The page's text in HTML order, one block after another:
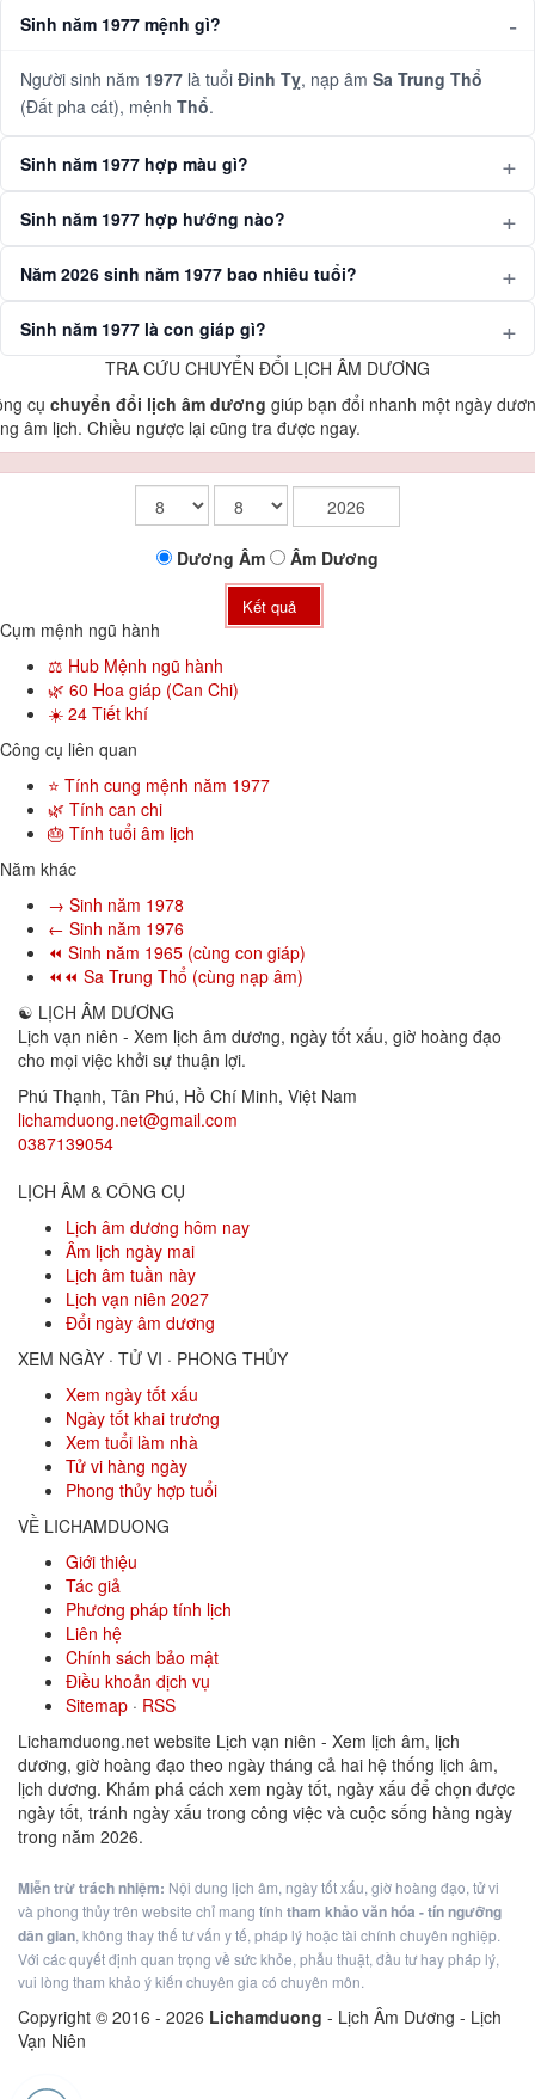
Sinh năm 1977 mệnh gì?
Người sinh năm 1977 là tuổi Đinh Tỵ, nạp âm Sa Trung Thổ
(Đất pha cát), mệnh Thổ.
Sinh năm 1977 hợp màu gì?
Sinh năm 1977 hợp hướng nào?
Năm 2026 sinh năm 1977 bao nhiêu tuổi?
Sinh năm 1977 là con giáp gì?
TRA CỨU CHUYỂN ĐỔI LỊCH ÂM DƯƠNG
cụ chuyển đổi lịch âm dương giúp bạn đổi nhanh một ngày
âm lịch. Chiều ngược lại cũng tra được ngay.
Dương Âm Âm Dương
Kết quả
Cụm mệnh ngũ hành
⚖️ Hub Mệnh ngũ hành
🌿 60 Hoa giáp (Can Chi)
☀️ 24 Tiết khí
Công cụ liên quan
⭐ Tính cung mệnh năm 1977
🌿 Tính can chi
🎂 Tính tuổi âm lịch
Năm khác
→ Sinh năm 1978
← Sinh năm 1976
⏪ Sinh năm 1965 (cùng con giáp)
⏪⏪ Sa Trung Thổ (cùng nạp âm)
☯ LỊCH ÂM DƯƠNG
Lịch vạn niên - Xem lịch âm dương, ngày tốt xấu, giờ hoàng đạo
cho mọi việc khởi sự thuận lợi.
Phú Thạnh, Tân Phú, Hồ Chí Minh, Việt Nam
lichamduong.net@gmail.com
0387139054
LỊCH ÂM & CÔNG CỤ
Lịch âm dương hôm nay
Âm lịch ngày mai
Lịch âm tuần này
Lịch vạn niên 2027
Đổi ngày âm dương
XEM NGÀY · TỬ VI · PHONG THỦY
Xem ngày tốt xấu
Ngày tốt khai trương
Xem tuổi làm nhà
Tử vi hàng ngày
Phong thủy hợp tuổi
VỀ LICHAMDUONG
Giới thiệu
Tác giả
Phương pháp tính lịch
Liên hệ
Chính sách bảo mật
Điều khoản dịch vụ
Sitemap · RSS
Lichamduong.net website Lịch vạn niên - Xem lịch âm, lịch
dương, giờ hoàng đạo theo ngày tháng cả hai hệ thống lịch âm,
lịch dương. Khám phá cách xem ngày tốt, ngày xấu để chọn được
ngày tốt, tránh ngày xấu trong công việc và cuộc sống hàng ngày
trong năm 2026.
Miễn trừ trách nhiệm: Nội dung lịch âm, ngày tốt xấu, giờ hoàng đạo, tử vi
và phong thủy trên website chỉ mang tính tham khảo văn hóa - tín ngưỡng
dân gian, không thay thế tư vấn y tế, pháp lý hoặc tài chính chuyên nghiệp.
Với các quyết định quan trọng về sức khỏe, phẫu thuật, đầu tư hay pháp lý,
vui lòng tham khảo ý kiến chuyên gia có chuyên môn.
Copyright © 2016 - 2026 Lichamduong - Lịch Âm Dương - Lịch
Vạn Niên